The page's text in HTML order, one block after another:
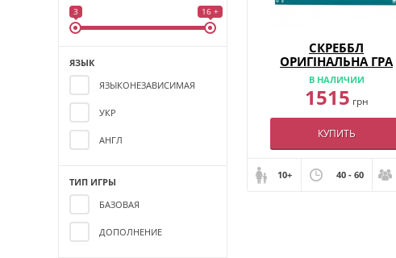
3 16 +
ЯЗЫК
ЯЗЫКОНЕЗАВИСИМАЯ
УКР
АНГЛ
ТИП ИГРЫ
БАЗОВАЯ
ДОПОЛНЕНИЕ
СКРЕББЛ
ОРИГІНАЛЬНА ГРА
(УКР)
В НАЛИЧИИ
1515 грн
КУПИТЬ
10+ 40 - 60